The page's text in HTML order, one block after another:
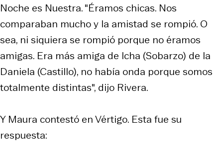
Noche es Nuestra. "Éramos chicas. Nos
comparaban mucho y la amistad se rompió. O
sea, ni siquiera se rompió porque no éramos
amigas. Era más amiga de Icha (Sobarzo) de la
Daniela (Castillo), no había onda porque somos
totalmente distintas", dijo Rivera.
Y Maura contestó en Vértigo. Esta fue su
respuesta: